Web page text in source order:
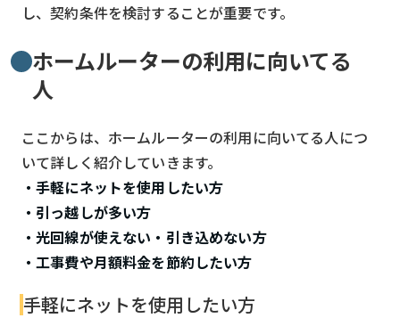
し、契約条件を検討することが重要です。
ホームルーターの利用に向いてる
人
ここからは、ホームルーターの利用に向いてる人につ
いて詳しく紹介していきます。
・手軽にネットを使用したい方
・引っ越しが多い方
・光回線が使えない・引き込めない方
・工事費や月額料金を節約したい方
手軽にネットを使用したい方